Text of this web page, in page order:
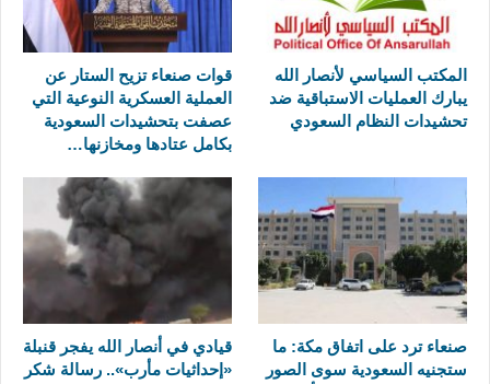
المكتب السياسي لأنصار الله
يبارك العمليات الاستباقية ضد
تحشيدات النظام السعودي
قوات صنعاء تزيح الستار عن
العملية العسكرية النوعية التي
عصفت بتحشيدات السعودية
بكامل عتادها ومخازنها…
صنعاء ترد على اتفاق مكة: ما
ستجنيه السعودية سوى الصور
قيادي في أنصار الله يفجر قنبلة
«إحداثيات مأرب».. رسالة شكر